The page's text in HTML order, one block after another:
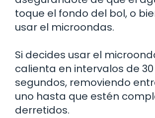
toque el fondo del bol, o
usar el microondas.
Si decides usar el
calienta en intervalos de 30
segundos, removiendo
uno hasta que estén
derretidos.